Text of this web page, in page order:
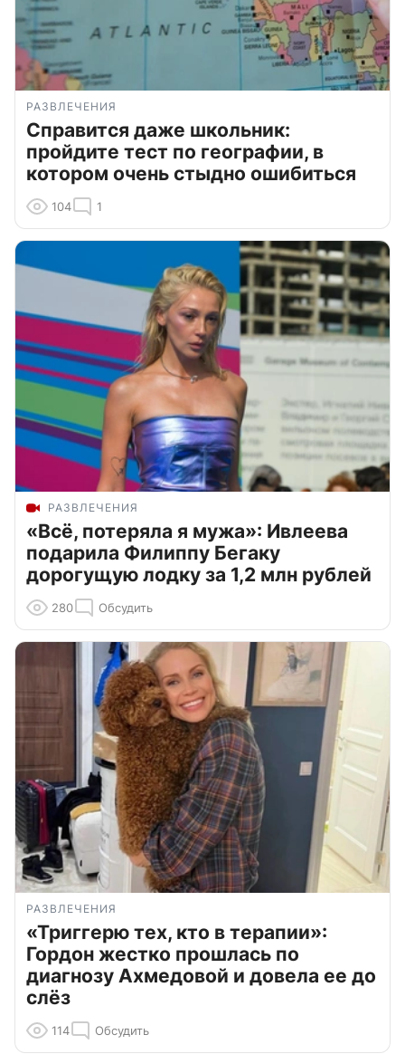
РАЗВЛЕЧЕНИЯ
Справится даже школьник:
пройдите тест по географии, в
котором очень стыдно ошибиться
104 1
РАЗВЛЕЧЕНИЯ
«Всё, потеряла я мужа»: Ивлеева
подарила Филиппу Бегаку
дорогущую лодку за 1,2 млн рублей
280 Обсудить
РАЗВЛЕЧЕНИЯ
«Триггерю тех, кто в терапии»:
Гордон жестко прошлась по
диагнозу Ахмедовой и довела ее до
слёз
114 Обсудить